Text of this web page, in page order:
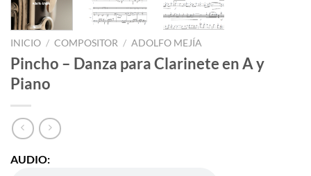
INICIO / COMPOSITOR / ADOLFO MEJÍA
Pincho – Danza para Clarinete en A y
Piano
AUDIO: